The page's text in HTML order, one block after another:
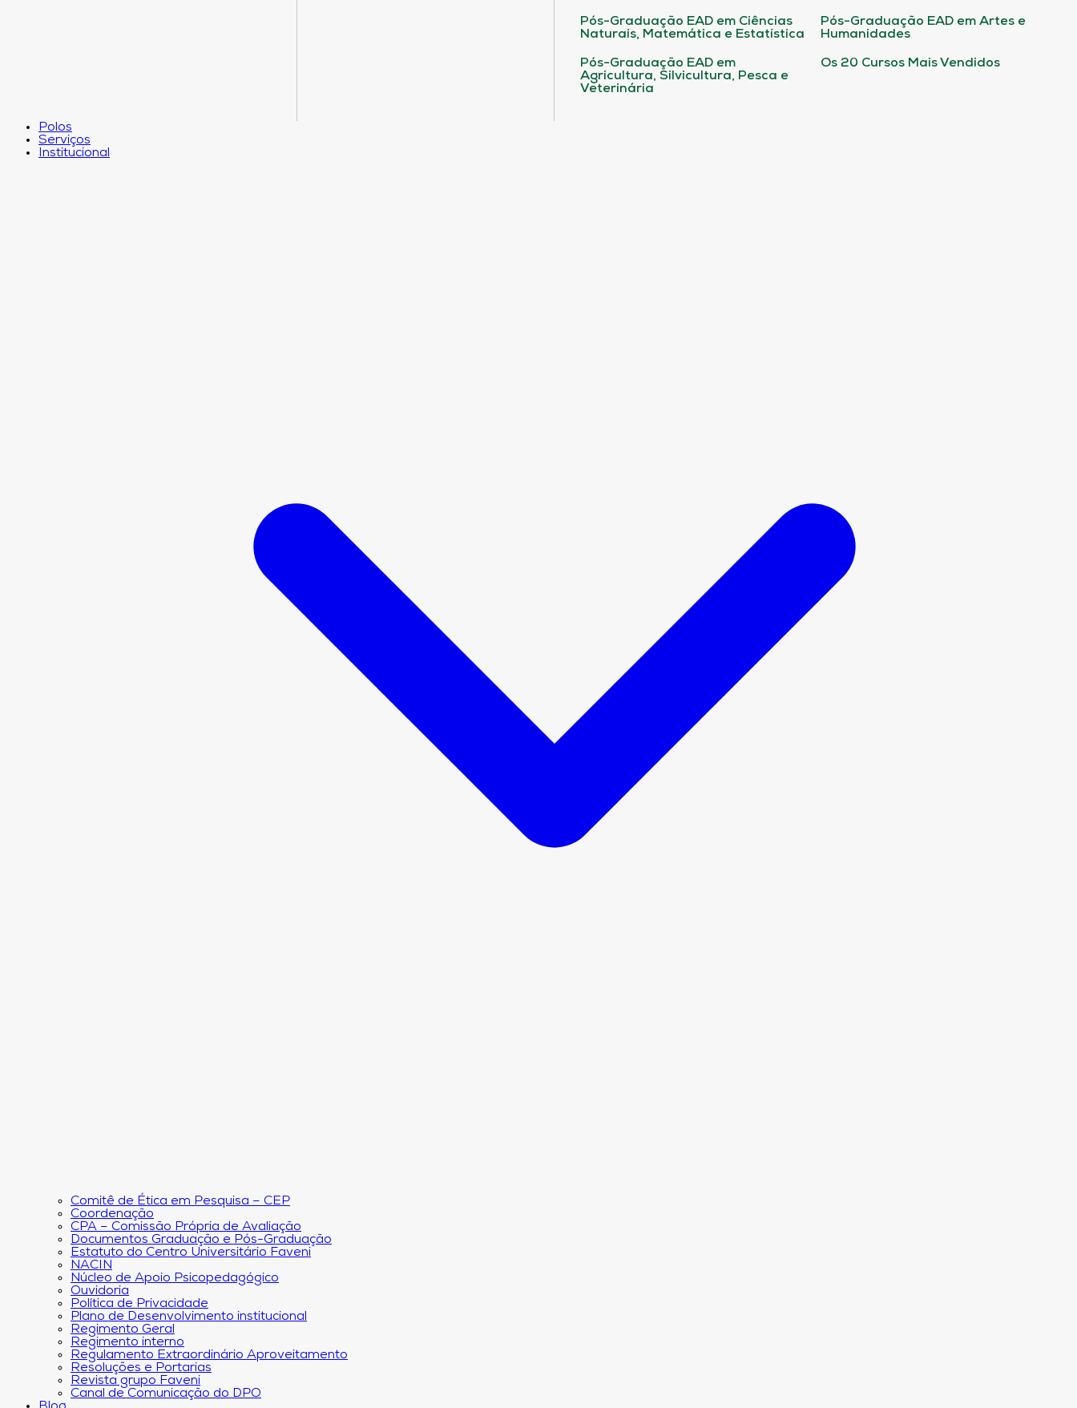
Pós-Graduação EAD em Ciências
Naturais, Matemática e Estatística
Pós-Graduação EAD em Artes e
Humanidades
Pós-Graduação EAD em
Agricultura, Silvicultura, Pesca e
Veterinária
Os 20 Cursos Mais Vendidos
Polos
Serviços
Institucional
Comitê de Ética em Pesquisa – CEP
Coordenação
CPA – Comissão Própria de Avaliação
Documentos Graduação e Pós-Graduação
Estatuto do Centro Universitário Faveni
NACIN
Núcleo de Apoio Psicopedagógico
Ouvidoria
Política de Privacidade
Plano de Desenvolvimento institucional
Regimento Geral
Regimento interno
Regulamento Extraordinário Aproveitamento
Resoluções e Portarias
Revista grupo Faveni
Canal de Comunicação do DPO